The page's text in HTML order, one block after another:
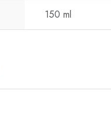
150 ml